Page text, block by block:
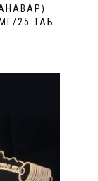
25 ТАБ.